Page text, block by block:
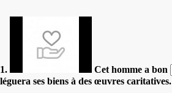
1. Cet homme a bon
léguera ses biens à des œuvres caritatives.